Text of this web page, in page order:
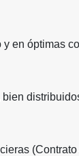
en óptimas
(Contrato